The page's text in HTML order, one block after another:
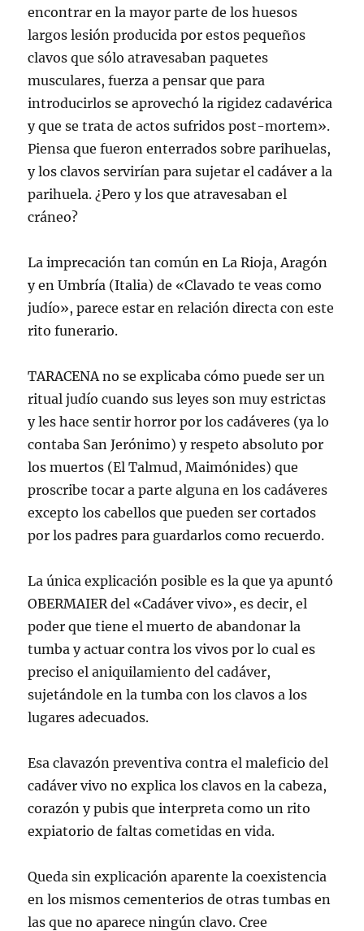
encontrar en la mayor parte de los huesos
largos lesión producida por estos pequeños
clavos que sólo atravesaban paquetes
musculares, fuerza a pensar que para
introducirlos se aprovechó la rigidez cadavérica
y que se trata de actos sufridos post-mortem».
Piensa que fueron enterrados sobre parihuelas,
y los clavos servirían para sujetar el cadáver a la
parihuela. ¿Pero y los que atravesaban el
cráneo?
La imprecación tan común en La Rioja, Aragón
y en Umbría (Italia) de «Clavado te veas como
judío», parece estar en relación directa con este
rito funerario.
TARACENA no se explicaba cómo puede ser un
ritual judío cuando sus leyes son muy estrictas
y les hace sentir horror por los cadáveres (ya lo
contaba San Jerónimo) y respeto absoluto por
los muertos (El Talmud, Maimónides) que
proscribe tocar a parte alguna en los cadáveres
excepto los cabellos que pueden ser cortados
por los padres para guardarlos como recuerdo.
La única explicación posible es la que ya apuntó
OBERMAIER del «Cadáver vivo», es decir, el
poder que tiene el muerto de abandonar la
tumba y actuar contra los vivos por lo cual es
preciso el aniquilamiento del cadáver,
sujetándole en la tumba con los clavos a los
lugares adecuados.
Esa clavazón preventiva contra el maleficio del
cadáver vivo no explica los clavos en la cabeza,
corazón y pubis que interpreta como un rito
expiatorio de faltas cometidas en vida.
Queda sin explicación aparente la coexistencia
en los mismos cementerios de otras tumbas en
las que no aparece ningún clavo. Cree